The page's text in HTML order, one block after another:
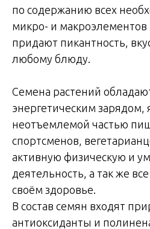
по содержанию всех
микро- и макроэлементов
придают пикантность,
любому блюду.
Семена растений
энергетическим зарядом,
неотъемлемой частью
спортсменов,
активную физическую и
деятельность, а так же
своём здоровье.
В состав семян входят
антиоксиданты и